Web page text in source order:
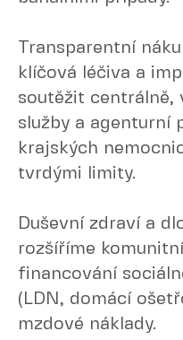
Transparentní
klíčová léčiva a
soutěžit centrálně,
služby a agenturní
krajských
tvrdými limity.
Duševní zdraví a
rozšíříme
financování
(LDN, domácí
mzdové náklady.